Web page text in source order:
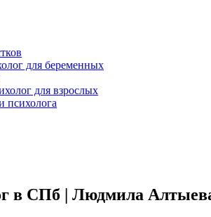
для беременных
для взрослых
психолога
в СПб | Людмила